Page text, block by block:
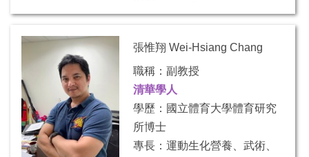
張惟翔 Wei-Hsiang Chang
職稱：副教授
清華學人
學歷：國立體育大學體育研究
所博士
專長：運動生化營養、武術、